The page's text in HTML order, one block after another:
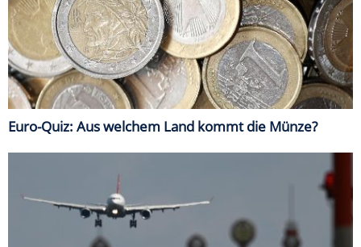
Euro-Quiz: Aus welchem Land kommt die Münze?